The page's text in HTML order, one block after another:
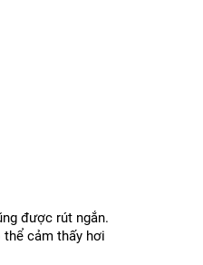
được rút ngắn.
thể cảm thấy hơi